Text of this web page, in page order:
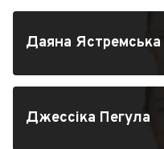
Даяна Ястремська
Джессіка Пегула